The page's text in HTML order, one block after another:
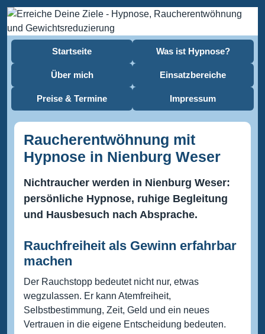
Startseite Was ist Hypnose?
Über mich Einsatzbereiche
Preise & Termine Impressum
Raucherentwöhnung mit
Hypnose in Nienburg Weser
Nichtraucher werden in Nienburg Weser:
persönliche Hypnose, ruhige Begleitung
und Hausbesuch nach Absprache.
Rauchfreiheit als Gewinn erfahrbar
machen
Der Rauchstopp bedeutet nicht nur, etwas
wegzulassen. Er kann Atemfreiheit,
Selbstbestimmung, Zeit, Geld und ein neues
Vertrauen in die eigene Entscheidung bedeuten.